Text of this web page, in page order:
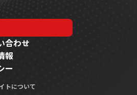
合わせ
報
ー
トについて